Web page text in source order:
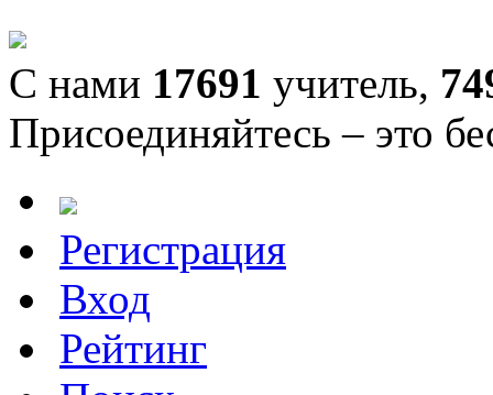
С нами 17691 учитель,
Присоединяйтесь – это
Регистрация
Вход
Рейтинг